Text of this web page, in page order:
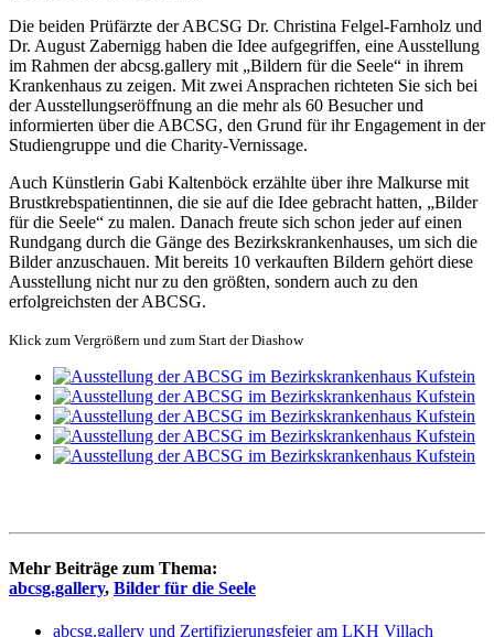
Die beiden Prüfärzte der ABCSG Dr. Christina Felgel-Farnholz und
Dr. August Zabernigg haben die Idee aufgegriffen, eine Ausstellung
im Rahmen der abcsg.gallery mit „Bildern für die Seele“ in ihrem
Krankenhaus zu zeigen. Mit zwei Ansprachen richteten Sie sich bei
der Ausstellungseröffnung an die mehr als 60 Besucher und
informierten über die ABCSG, den Grund für ihr Engagement in der
Studiengruppe und die Charity-Vernissage.
Auch Künstlerin Gabi Kaltenböck erzählte über ihre Malkurse mit
Brustkrebspatientinnen, die sie auf die Idee gebracht hatten, „Bilder
für die Seele“ zu malen. Danach freute sich schon jeder auf einen
Rundgang durch die Gänge des Bezirkskrankenhauses, um sich die
Bilder anzuschauen. Mit bereits 10 verkauften Bildern gehört diese
Ausstellung nicht nur zu den größten, sondern auch zu den
erfolgreichsten der ABCSG.
Klick zum Vergrößern und zum Start der Diashow
Mehr Beiträge zum Thema:
abcsg.gallery, Bilder für die Seele
abcsg.gallery und Zertifizierungsfeier am LKH Villach